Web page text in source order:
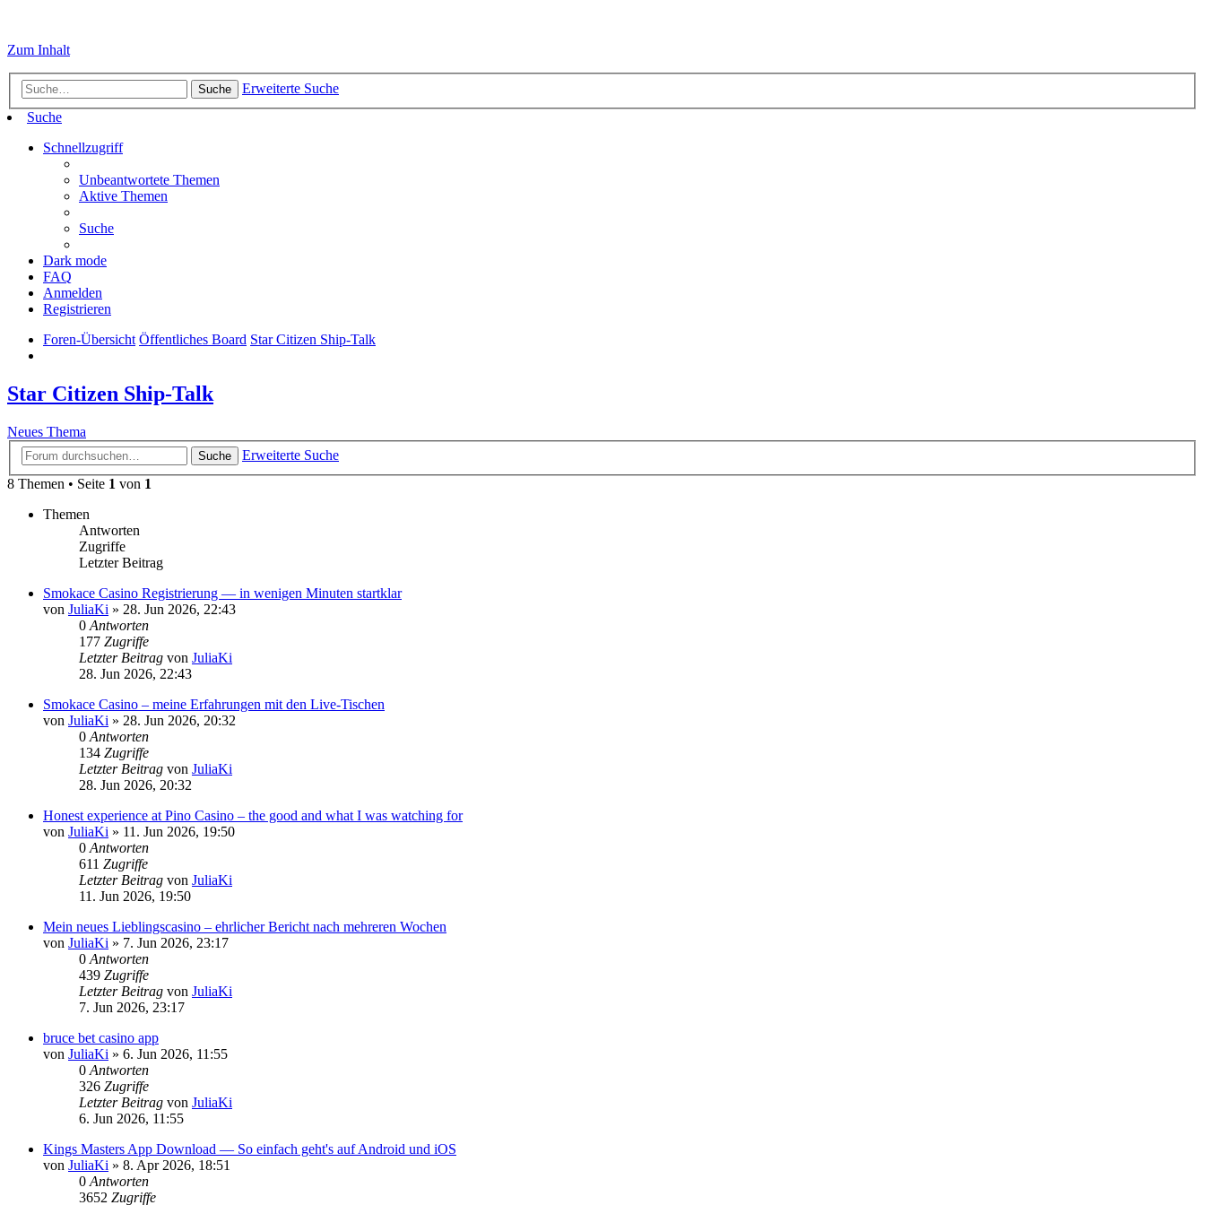
Zum Inhalt
Suche
Erweiterte Suche
Suche
Schnellzugriff
Unbeantwortete Themen
Aktive Themen
Suche
Dark mode
FAQ
Anmelden
Registrieren
Foren-Übersicht Öffentliches Board Star Citizen Ship-Talk
Star Citizen Ship-Talk
Neues Thema
Suche
Erweiterte Suche
8 Themen • Seite 1 von 1
Themen
Antworten
Zugriffe
Letzter Beitrag
Smokace Casino Registrierung — in wenigen Minuten startklar
von JuliaKi » 28. Jun 2026, 22:43
0Antworten
177 Zugriffe
Letzter Beitrag von JuliaKi
28. Jun 2026, 22:43
Smokace Casino – meine Erfahrungen mit den Live-Tischen
von JuliaKi » 28. Jun 2026, 20:32
0Antworten
134 Zugriffe
Letzter Beitrag von JuliaKi
28. Jun 2026, 20:32
Honest experience at Pino Casino – the good and what I was watching for
von JuliaKi » 11. Jun 2026, 19:50
0Antworten
611 Zugriffe
Letzter Beitrag von JuliaKi
11. Jun 2026, 19:50
Mein neues Lieblingscasino – ehrlicher Bericht nach mehreren Wochen
von JuliaKi » 7. Jun 2026, 23:17
0Antworten
439 Zugriffe
Letzter Beitrag von JuliaKi
7. Jun 2026, 23:17
bruce bet casino app
von JuliaKi » 6. Jun 2026, 11:55
0Antworten
326 Zugriffe
Letzter Beitrag von JuliaKi
6. Jun 2026, 11:55
Kings Masters App Download — So einfach geht's auf Android und iOS
von JuliaKi » 8. Apr 2026, 18:51
0Antworten
3652 Zugriffe